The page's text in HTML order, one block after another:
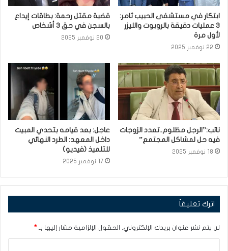
ابتكار في مستشفى الحبيب ثامر:
3 عمليات دقيقة بالروبوت والليزر
لأول مرة
22 نوفمبر 2025
قضية مقتل رحمة: بطاقات إيداع
بالسجن في حق 3 أشخاص
20 نوفمبر 2025
نائب:”الرجل مظلوم..تعدد الزوجات
فيه حل لمشاكل المجتمع”
18 نوفمبر 2025
عاجل: بعد قيامه بتحدي المبيت
داخل المعهد: الطرد النهائي
للتلميذ (فيديو)
17 نوفمبر 2025
اترك تعليقاً
لن يتم نشر عنوان بريدك الإلكتروني. الحقول الإلزامية مشار إليها بـ *